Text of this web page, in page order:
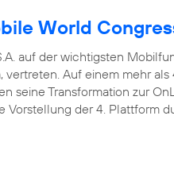
World
auf der wichtigsten
Auf einem mehr
seine Transformation zur
Vorstellung der 4. Plattform